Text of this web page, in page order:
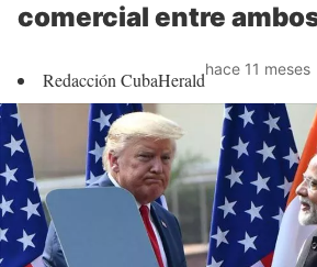
comercial entre
Redacción CubaHeraldhace 11 meses